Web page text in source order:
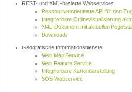
REST- und XML-basierte Webservices
Ressourcenorientierte API für den
Integrierbare Onlinevisualisierung
XML-Dokument mit aktuellen
Downloads
Geografische Informationsdienste
Web Map Service
Web Feature Service
Integrierbare Kartendarstellung
SOS Webservice